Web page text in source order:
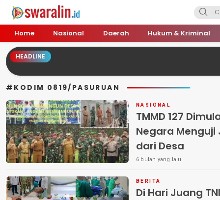
Swara Lin
Independent, Tajam & Profesional
Home Nasional Daerah Hukum & Kriminal
HEADLINE
#KODIM 0819/PASURUAN
NASIONAL
TMMD 127
Negara
dari Desa
6 bulan yang lalu
BERITA
Di Hari Juang